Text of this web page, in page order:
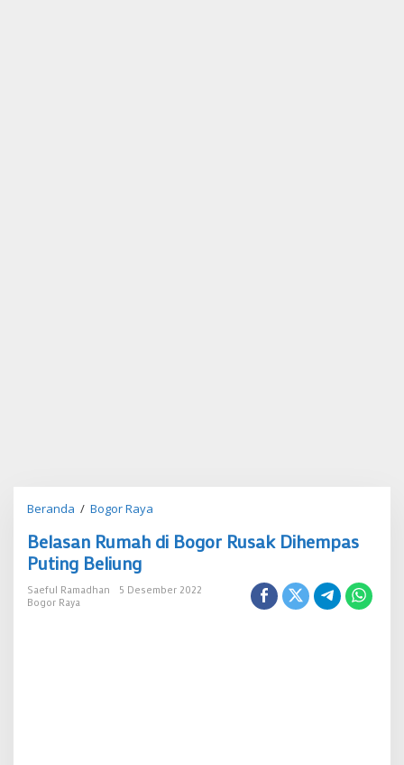
Beranda / Bogor Raya
di
Dihempas
Belasan Rumah di Bogor Rusak Dihempas
Puting Beliung
Saeful Ramadhan
5 Desember 2022
Bogor Raya